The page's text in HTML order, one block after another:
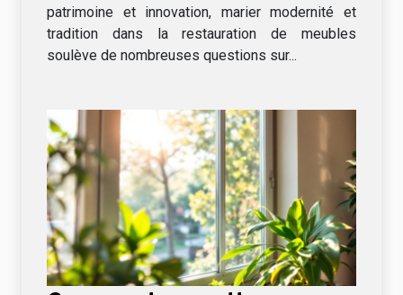
patrimoine et innovation, marier modernité et
tradition dans la restauration de meubles
soulève de nombreuses questions sur...